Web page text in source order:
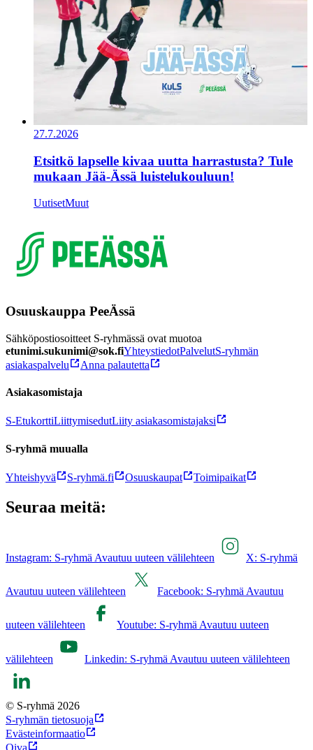
27.7.2026
Etsitkö lapselle kivaa uutta harrastusta? Tule
mukaan Jää-Ässä luistelukouluun!
UutisetMuut
Osuuskauppa PeeÄssä
Sähköpostiosoitteet S-ryhmässä ovat muotoa
etunimi.sukunimi@sok.fiYhteystiedotPalvelutS-ryhmän
asiakaspalvelu
Anna palautetta
Asiakasomistaja
S-EtukorttiLiittymisedutLiity asiakasomistajaksi
S-ryhmä muualla
Yhteishyvä S-ryhmä.fi Osuuskaupat Toimipaikat
Seuraa meitä:
Instagram: S-ryhmä Avautuu uuteen välilehteen X: S-ryhmä
Avautuu uuteen välilehteen Facebook: S-ryhmä Avautuu
uuteen välilehteen Youtube: S-ryhmä Avautuu uuteen
välilehteen Linkedin: S-ryhmä Avautuu uuteen välilehteen
© S-ryhmä 2026
S-ryhmän tietosuoja
Evästeinformaatio
Oiva